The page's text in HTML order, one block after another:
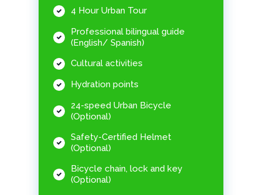
4 Hour Urban Tour
Professional bilingual guide
(English/ Spanish)
Cultural activities
Hydration points
24-speed Urban Bicycle
(Optional)
Safety-Certified Helmet
(Optional)
Bicycle chain, lock and key
(Optional)